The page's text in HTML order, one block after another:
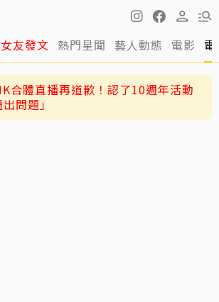
友發文 熱門星聞 藝人動態 電影
合體直播再道歉！認了10週年活動
問題」